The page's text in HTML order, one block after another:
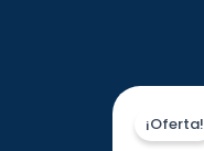
¡Oferta!